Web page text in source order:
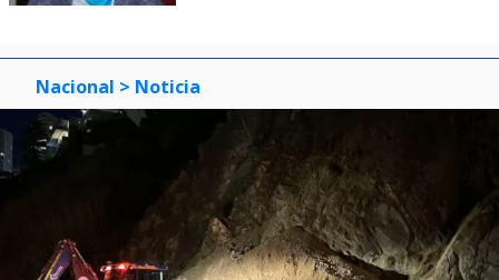
Nacional > Noticia